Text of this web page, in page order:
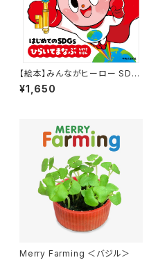
【絵本】みんながヒーロー SDG
sとまほうのカギ(サイン付きve
r)
¥1,650
Merry Farming ＜バジル＞